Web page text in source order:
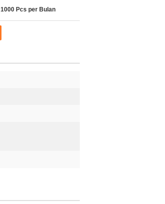
1000 Pcs per Bulan